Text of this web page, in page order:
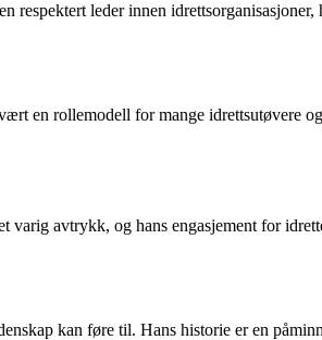
leder innen
en rollemodell for mange idrettsutøvere
avtrykk, og hans engasjement for
kan føre til. Hans historie er en